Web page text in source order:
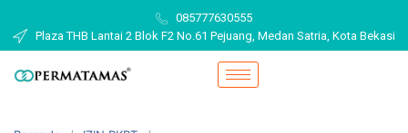
085777630555
Plaza THB Lantai 2 Blok F2 No.61 Pejuang, Medan Satria, Kota Bekasi